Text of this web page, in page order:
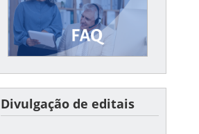
Divulgação de editais